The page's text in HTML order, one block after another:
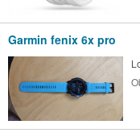
Garmin fenix 6x pro